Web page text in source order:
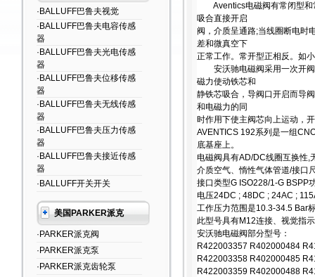
·BALLUFF巴鲁夫视觉
·BALLUFF巴鲁夫电容传感
器
·BALLUFF巴鲁夫光电传感
器
·BALLUFF巴鲁夫位移传感
器
·BALLUFF巴鲁夫无线传感
器
·BALLUFF巴鲁夫压力传感
器
·BALLUFF巴鲁夫接近传感
器
·BALLUFF开关开关
美国PARKER派克
·PARKER派克阀
·PARKER派克泵
·PARKER派克齿轮泵
Aventics电磁阀有常闭型和
吸合直接开启
阀，介质呈通路;当线圈断电时
差和微真空下
正常工作。常开型正相反。如
安沃驰电磁阀采用一次开阀
磁力使动铁芯和
静铁芯吸合，导阀口开启而导
和电磁力的同
时作用下使主阀芯向上运动，
AVENTICS 192系列是一组
底基座上。
电磁阀具有AD/DC线圈互换性,
介质空气、惰性气体管道/接口
接口类型G ISO228/1-G BSPP
电压24DC ; 48DC ; 24AC ;
工作压力范围是10.3-34.5 Bar
此型号具有M12连接、视觉指
安沃驰电磁阀部分型号：
R422003357 R402000484
R422003358 R402000485
R422003359 R402000488